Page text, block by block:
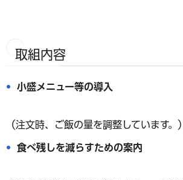
取組内容
小盛メニュー等の導入
（注文時、ご飯の量を調整しています。）
食べ残しを減らすための案内